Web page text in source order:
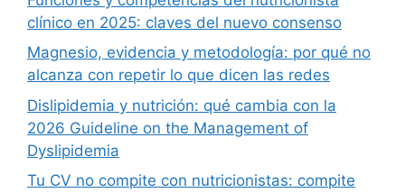
clínico en 2025: claves del nuevo consenso
Magnesio, evidencia y metodología: por qué no
alcanza con repetir lo que dicen las redes
Dislipidemia y nutrición: qué cambia con la
2026 Guideline on the Management of
Dyslipidemia
Tu CV no compite con nutricionistas: compite